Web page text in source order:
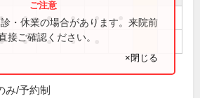
● ● ● ● ●
● ● ●
・休業の場合があります。来院前
接ご確認ください。
×閉じる
み/予約制